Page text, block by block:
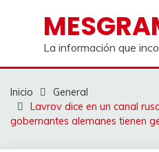
contenidoLa información que
Inicio
General
Lavrov dice en un canal
gobernantes alemanes tienen